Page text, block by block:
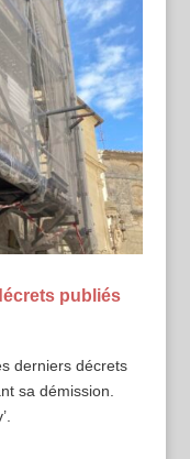
publiés
derniers décrets
sa démission.